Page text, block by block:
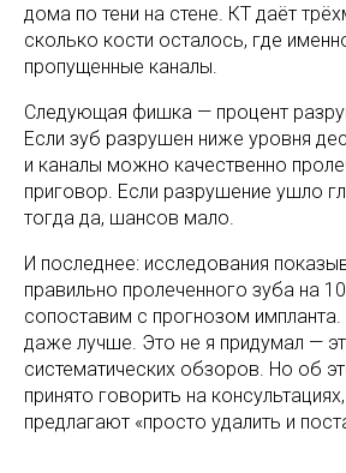
дома по тени на стене. КТ даёт
сколько кости осталось, где
пропущенные каналы.
Следующая фишка — процент
Если зуб разрушен ниже уровня
и каналы можно качественно
приговор. Если разрушение ушло
тогда да, шансов мало.
И последнее: исследования
правильно пролеченного зуба на
сопоставим с прогнозом
даже лучше. Это не я придумал —
систематических обзоров. Но об
принято говорить на
предлагают «просто удалить и